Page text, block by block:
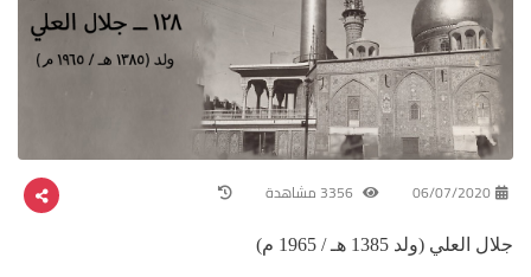
06/07/2020
جلال العلي (ولد 1385 هـ / 1965 م)